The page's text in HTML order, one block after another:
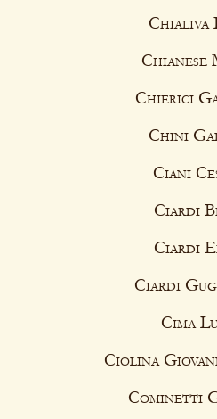
Chialiva
Chianese
Chierici
Chini
Ciani
Ciardi
Ciardi
Ciardi
Cima
Ciolina
Cominetti